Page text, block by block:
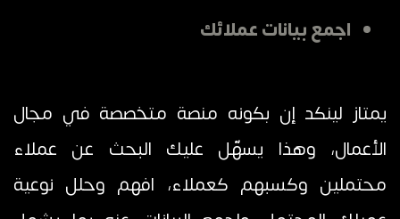
اجمع بيانات عملائك
يمتاز لينكد إن بكونه منصة متخصصة في مجال
الأعمال، وهذا يسهّل عليك البحث عن عملاء
محتملين وكسبهم كعملاء، افهم وحلل نوعية